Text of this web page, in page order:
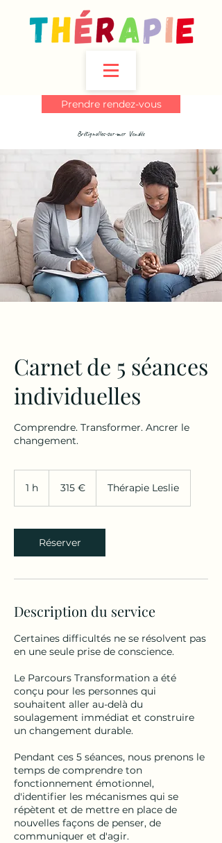
Prendre rendez-vous
Brétignolles-sur-mer Vendée
Carnet de 5 séances
individuelles
Comprendre. Transformer. Ancrer le
changement.
1 h 315 € Thérapie Leslie
Réserver
Description du service
Certaines difficultés ne se résolvent pas
en une seule prise de conscience.
Le Parcours Transformation a été
conçu pour les personnes qui
souhaitent aller au-delà du
soulagement immédiat et construire
un changement durable.
Pendant ces 5 séances, nous prenons le
temps de comprendre ton
fonctionnement émotionnel,
d'identifier les mécanismes qui se
répètent et de mettre en place de
nouvelles façons de penser, de
communiquer et d'agir.